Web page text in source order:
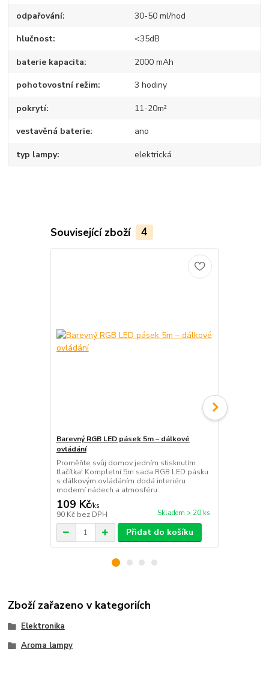
odpařování 30-50 ml/hod
hlučnost <35dB
baterie kapacita 2000 mAh
pohotovostní režim 3 hodiny
pokrytí 11-20m²
vestavěná baterie ano
typ lampy elektrická
Související zboží 4
Barevný RGB LED pásek 5m – dálkové
ovládání
Proměňte svůj domov jedním stisknutím
tlačítka! Kompletní 5m sada RGB LED pásku
s dálkovým ovládáním dodá interiéru
moderní nádech a atmosféru.
109 Kč/ks
90 Kč bez DPH Skladem > 20 ks
Přidat do košíku
Zboží zařazeno v kategoriích
Elektronika
Aroma lampy